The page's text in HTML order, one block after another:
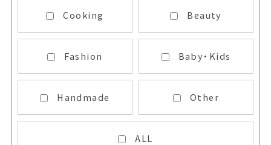
Cooking Beauty
Fashion Baby・Kids
Handmade Other
ALL